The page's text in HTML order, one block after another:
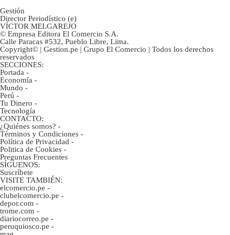
Gestión
Director Periodístico (e)
VÍCTOR MELGAREJO
© Empresa Editora El Comercio S.A.
Calle Paracas #532, Pueblo Libre, Lima.
Copyright© | Gestion.pe | Grupo El Comercio | Todos los derechos
reservados
SECCIONES:
Portada -
Economía -
Mundo -
Perú -
Tu Dinero -
Tecnología
CONTACTO:
¿Quiénes somos? -
Términos y Condiciones -
Política de Privacidad -
Politica de Cookies -
Preguntas Frecuentes
SÍGUENOS:
Suscríbete
VISITE TAMBIÉN:
elcomercio.pe -
clubelcomercio.pe -
depor.com -
trome.com -
diariocorreo.pe -
peruquiosco.pe -